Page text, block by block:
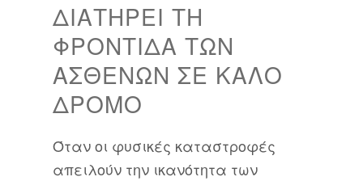
ΔΙΑΤΗΡΕΊ ΤΗ
ΦΡΟΝΤΊΔΑ ΤΩΝ
ΑΣΘΕΝΏΝ ΣΕ ΚΑΛΌ
ΔΡΌΜΟ
Όταν οι φυσικές καταστροφές
απειλούν την ικανότητα των